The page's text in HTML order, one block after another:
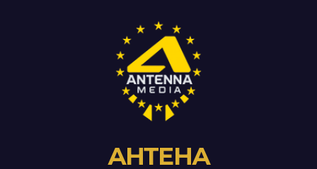
АНТЕНА